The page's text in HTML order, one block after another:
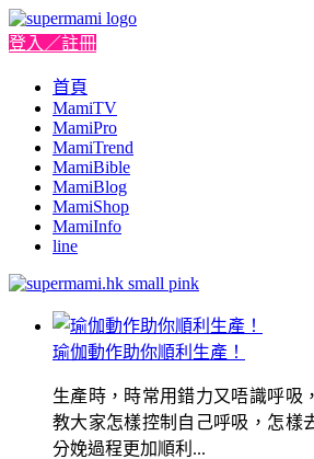
登入／註冊
首頁
MamiTV
MamiPro
MamiTrend
MamiBible
MamiBlog
MamiShop
MamiInfo
line
瑜伽動作助你順利生產！
生產時，時常用錯力又唔識呼吸
教大家怎樣控制自己呼吸，怎樣
分娩過程更加順利...